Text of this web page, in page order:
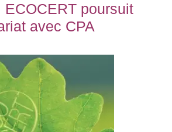
ECOCERT poursuit
avec CPA